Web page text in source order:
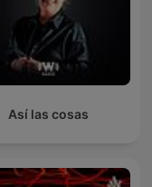
Así las cosas